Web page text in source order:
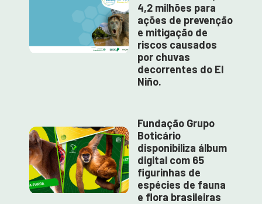
4,2 milhões para
ações de prevenção
e mitigação de
riscos causados
por chuvas
decorrentes do El
Niño.
Fundação Grupo
Boticário
disponibiliza álbum
digital com 65
figurinhas de
espécies de fauna
e flora brasileiras